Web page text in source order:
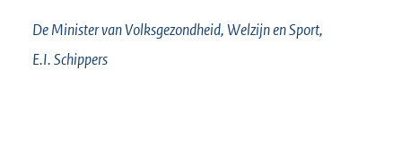
De Minister van Volksgezondheid, Welzijn en Sport,
E.I.Schippers